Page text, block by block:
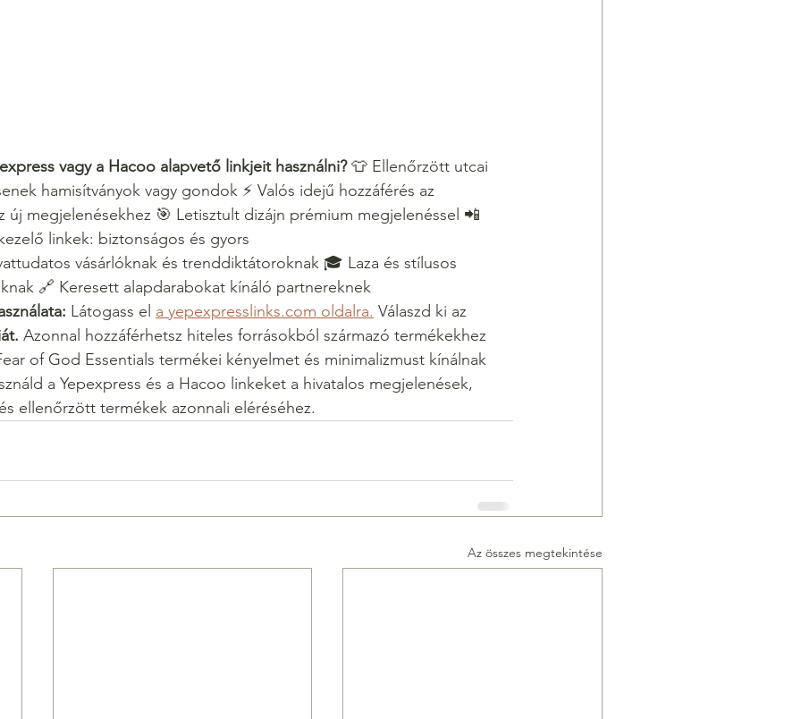
vagy a Hacoo alapvető linkjeit használni? 👕 Ellenőrzött utcai
hamisítványok vagy gondok ⚡ Valós idejű hozzáférés az
új megjelenésekhez 🎯 Letisztult dizájn prémium megjelenéssel 📲
linkek: biztonságos és gyors
vásárlóknak és trenddiktátoroknak 🎓 Laza és stílusos
🔗 Keresett alapdarabokat kínáló partnereknek
Látogass el a yepexpresslinks.com oldalra. Válaszd ki az
Azonnal hozzáférhetsz hiteles forrásokból származó termékekhez
of God Essentials termékei kényelmet és minimalizmust kínálnak
a Yepexpress és a Hacoo linkeket a hivatalos megjelenések,
ellenőrzött termékek azonnali eléréséhez.
Az összes megtekintése